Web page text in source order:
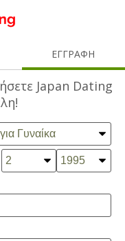
ΕΓΓΡΑΦΗ
Japan Dating